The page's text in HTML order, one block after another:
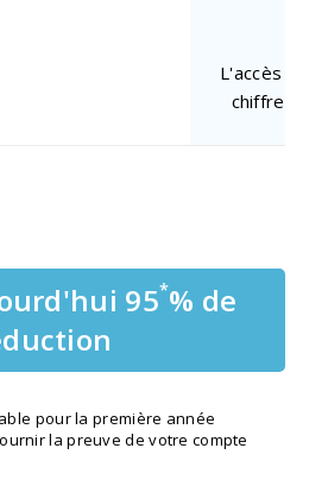
L'accès à
95*% de
pour la première année
la preuve de votre compte